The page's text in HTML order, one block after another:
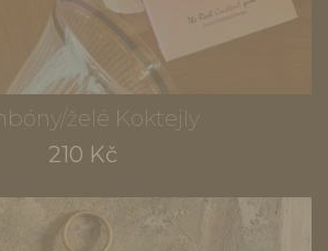
želé Koktejly
210 Kč